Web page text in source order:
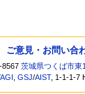
ご意見・お問い合
8567茨城県つくば市東
,GSJ/AIST, 1-1-1-7